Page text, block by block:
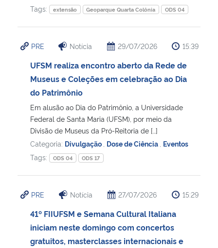
Tags:
extensão Geoparque Quarta Colônia ODS 04
PRE Notícia 29/07/2026 15:39
UFSM realiza encontro aberto da Rede de
Museus e Coleções em celebração ao Dia
do Patrimônio
Em alusão ao Dia do Patrimônio, a Universidade
Federal de Santa Maria (UFSM), por meio da
Divisão de Museus da Pró-Reitoria de […]
Categoria: Divulgação Dose de Ciência Eventos
Tags:
ODS 04 ODS 17
PRE Notícia 27/07/2026 15:29
41º FIIUFSM e Semana Cultural Italiana
iniciam neste domingo com concertos
gratuitos, masterclasses internacionais e